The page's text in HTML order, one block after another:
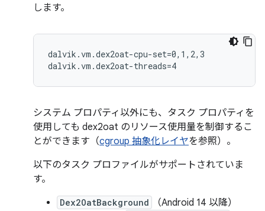
します。
dalvik.vm.dex2oat-cpu-set=0,1,2,3
システム プロパティ以外にも、タスク プロパティを
使用しても dex2oat のリソース使用量を制御するこ
とができます（cgroup 抽象化レイヤを参照）。
以下のタスク プロファイルがサポートされていま
す。
Dex2OatBackground
（Android 14 以降）